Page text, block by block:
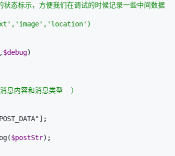
状态标示，方便我们在调试的时候记录一些中间数据
,$debug)
息内容和消息类型  ）
];
$postStr);
寸、多种模态的模型效果
大模型
灵活可视化地构建企业级 Agent
，高效搭建 AI 应用